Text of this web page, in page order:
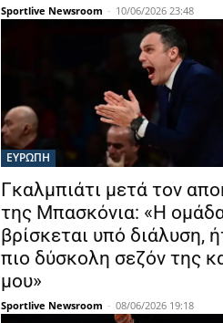
Sportlive Newsroom - 10/06/2026 23:48
ΕΥΡΩΠΗ
Γκαλμπιάτι μετά τον
της Μπασκόνια: «Η
βρίσκεται υπό διάλυση,
πιο δύσκολη σεζόν της
μου»
Sportlive Newsroom - 08/06/2026 19:18